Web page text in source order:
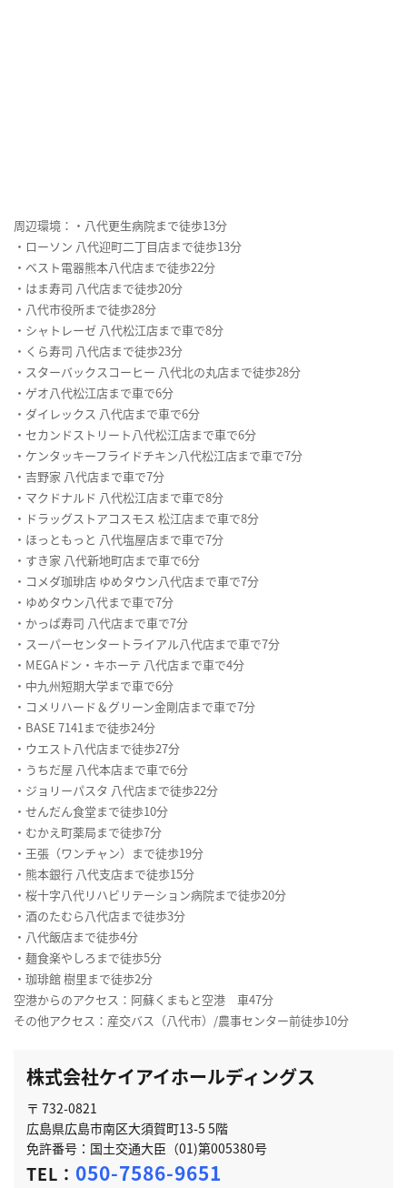
周辺環境：・八代更生病院まで徒歩13分
・ローソン 八代迎町二丁目店まで徒歩13分
・ベスト電器熊本八代店まで徒歩22分
・はま寿司 八代店まで徒歩20分
・八代市役所まで徒歩28分
・シャトレーゼ 八代松江店まで車で8分
・くら寿司 八代店まで徒歩23分
・スターバックスコーヒー 八代北の丸店まで徒歩28分
・ゲオ八代松江店まで車で6分
・ダイレックス 八代店まで車で6分
・セカンドストリート八代松江店まで車で6分
・ケンタッキーフライドチキン八代松江店まで車で7分
・吉野家 八代店まで車で7分
・マクドナルド 八代松江店まで車で8分
・ドラッグストアコスモス 松江店まで車で8分
・ほっともっと 八代塩屋店まで車で7分
・すき家 八代新地町店まで車で6分
・コメダ珈琲店 ゆめタウン八代店まで車で7分
・ゆめタウン八代まで車で7分
・かっぱ寿司 八代店まで車で7分
・スーパーセンタートライアル八代店まで車で7分
・MEGAドン・キホーテ 八代店まで車で4分
・中九州短期大学まで車で6分
・コメリハード＆グリーン金剛店まで車で7分
・BASE 7141まで徒歩24分
・ウエスト八代店まで徒歩27分
・うちだ屋 八代本店まで車で6分
・ジョリーパスタ 八代店まで徒歩22分
・せんだん食堂まで徒歩10分
・むかえ町薬局まで徒歩7分
・王張（ワンチャン）まで徒歩19分
・熊本銀行 八代支店まで徒歩15分
・桜十字八代リハビリテーション病院まで徒歩20分
・酒のたむら八代店まで徒歩3分
・八代飯店まで徒歩4分
・麺食楽やしろまで徒歩5分
・珈琲館 樹里まで徒歩2分
空港からのアクセス：阿蘇くまもと空港 車47分
その他アクセス：産交バス（八代市）/農事センター前徒歩10分
株式会社ケイアイホールディングス
〒 732-0821
広島県広島市南区大須賀町13-5 5階
免許番号：国土交通大臣（01)第005380号
TEL： 050-7586-9651